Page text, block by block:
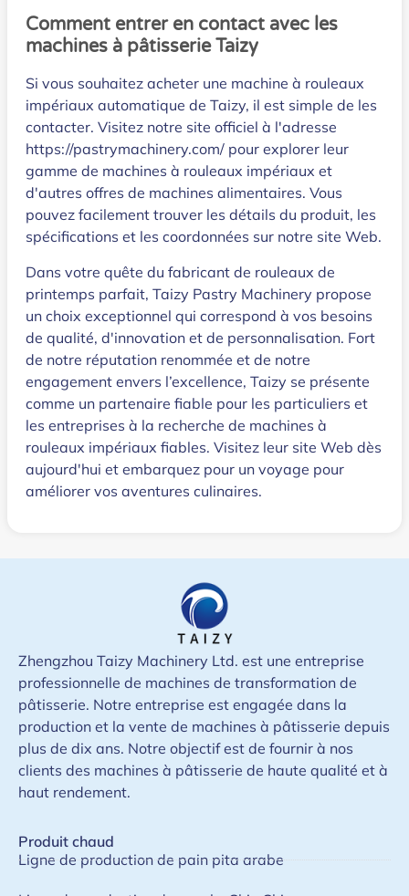
Comment entrer en contact avec les
machines à pâtisserie Taizy
Si vous souhaitez acheter une machine à rouleaux
impériaux automatique de Taizy, il est simple de les
contacter. Visitez notre site officiel à l'adresse
https://pastrymachinery.com/ pour explorer leur
gamme de machines à rouleaux impériaux et
d'autres offres de machines alimentaires. Vous
pouvez facilement trouver les détails du produit, les
spécifications et les coordonnées sur notre site Web.
Dans votre quête du fabricant de rouleaux de
printemps parfait, Taizy Pastry Machinery propose
un choix exceptionnel qui correspond à vos besoins
de qualité, d'innovation et de personnalisation. Fort
de notre réputation renommée et de notre
engagement envers l’excellence, Taizy se présente
comme un partenaire fiable pour les particuliers et
les entreprises à la recherche de machines à
rouleaux impériaux fiables. Visitez leur site Web dès
aujourd'hui et embarquez pour un voyage pour
améliorer vos aventures culinaires.
Zhengzhou Taizy Machinery Ltd. est une entreprise
professionnelle de machines de transformation de
pâtisserie. Notre entreprise est engagée dans la
production et la vente de machines à pâtisserie depuis
plus de dix ans. Notre objectif est de fournir à nos
clients des machines à pâtisserie de haute qualité et à
haut rendement.
Produit chaud
Ligne de production de pain pita arabe